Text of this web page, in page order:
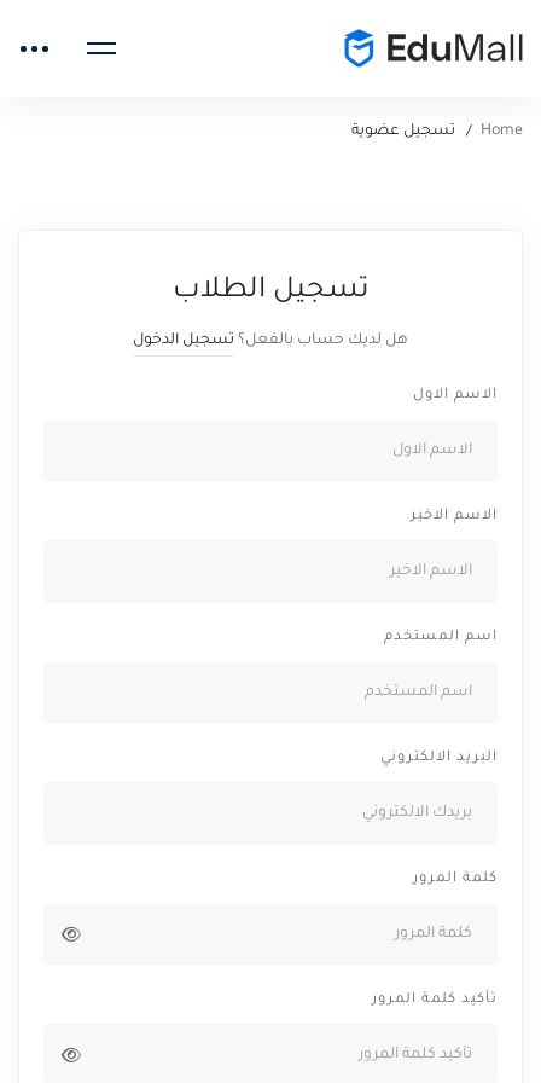
Home تسجيل عضوية
تسجيل الطلاب
هل لديك حساب بالفعل؟ تسجيل الدخول
الاسم الاول
الاسم الاخير
اسم المستخدم
البريد الالكتروني
كلمة المرور
تأكيد كلمة المرور